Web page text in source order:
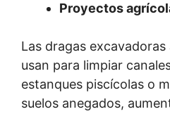
Proyectos
Las dragas
usan para limpiar
estanques piscícolas o
suelos anegados,